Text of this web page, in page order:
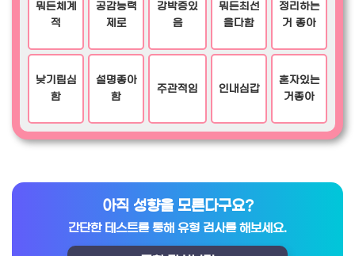
뭐든체계
적
공감능력
제로
강박증있
음
뭐든최선
을다함
정리하는
거 좋아
낮기림심
함
설명좋아
함
주관적임 인내심갑
혼자있는
거좋아
아직 성향을 모른다구요?
간단한 테스트를 통해 유형 검사를 해보세요.